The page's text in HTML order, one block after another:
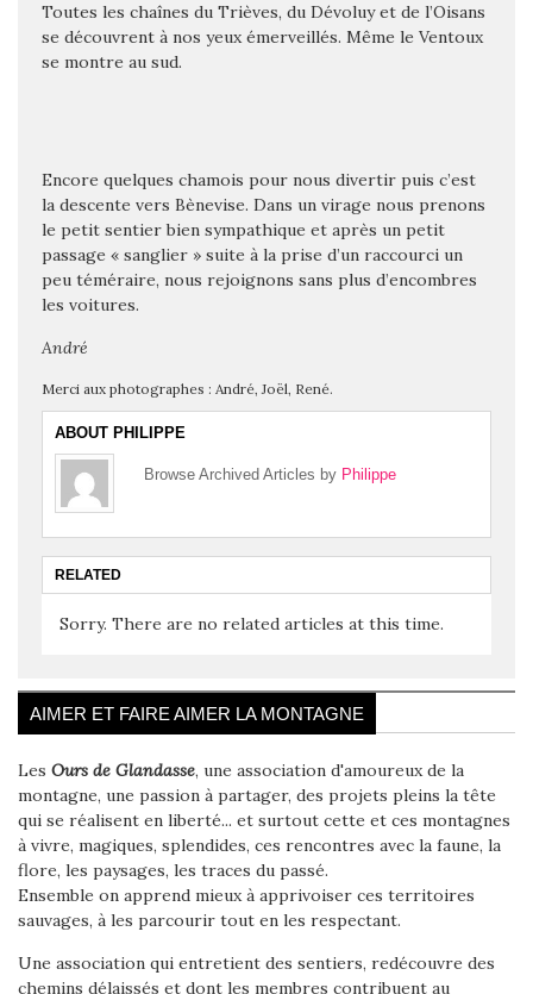
Toutes les chaînes du Trièves, du Dévoluy et de l’Oisans
se découvrent à nos yeux émerveillés. Même le Ventoux
se montre au sud.
Encore quelques chamois pour nous divertir puis c’est
la descente vers Bènevise. Dans un virage nous prenons
le petit sentier bien sympathique et après un petit
passage « sanglier » suite à la prise d’un raccourci un
peu téméraire, nous rejoignons sans plus d’encombres
les voitures.
André
Merci aux photographes : André, Joël, René.
ABOUT PHILIPPE
Browse Archived Articles by Philippe
RELATED
Sorry. There are no related articles at this time.
AIMER ET FAIRE AIMER LA MONTAGNE
Les Ours de Glandasse, une association d'amoureux de la
montagne, une passion à partager, des projets pleins la tête
qui se réalisent en liberté... et surtout cette et ces montagnes
à vivre, magiques, splendides, ces rencontres avec la faune, la
flore, les paysages, les traces du passé.
Ensemble on apprend mieux à apprivoiser ces territoires
sauvages, à les parcourir tout en les respectant.
Une association qui entretient des sentiers, redécouvre des
chemins délaissés et dont les membres contribuent au